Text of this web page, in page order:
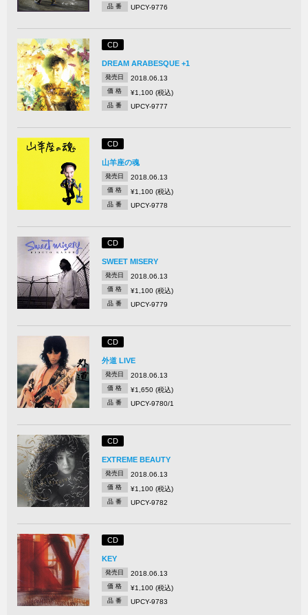
品 番 UPCY-9776
CD
DREAM ARABESQUE +1
発売日 2018.06.13
価 格 ¥1,100 (税込)
品 番 UPCY-9777
CD
山羊座の魂
発売日 2018.06.13
価 格 ¥1,100 (税込)
品 番 UPCY-9778
CD
SWEET MISERY
発売日 2018.06.13
価 格 ¥1,100 (税込)
品 番 UPCY-9779
CD
外道 LIVE
発売日 2018.06.13
価 格 ¥1,650 (税込)
品 番 UPCY-9780/1
CD
EXTREME BEAUTY
発売日 2018.06.13
価 格 ¥1,100 (税込)
品 番 UPCY-9782
CD
KEY
発売日 2018.06.13
価 格 ¥1,100 (税込)
品 番 UPCY-9783